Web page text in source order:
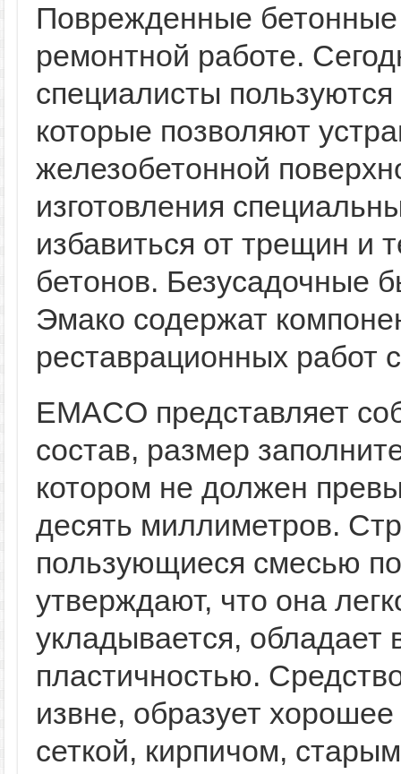
Поврежденные
ремонтной работе.
специалисты
которые позволяют
железобетонной
изготовления
избавиться от трещин и
бетонов. Безусадочные
Эмако содержат
реставрационных работ
EMACO представляет
состав, размер
котором не должен
десять миллиметров.
пользующиеся смесью
утверждают, что она
укладывается, обладает
пластичностью.
извне, образует
сеткой, кирпичом,